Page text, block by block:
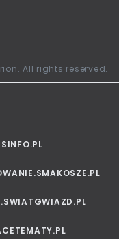
All rights reserved.